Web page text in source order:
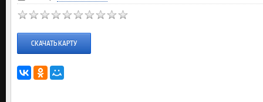
СКАЧАТЬ КАРТУ